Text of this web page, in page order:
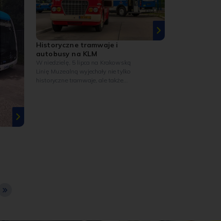
Historyczne tramwaje i
autobusy na KLM
W niedzielę, 5 lipca na Krakowską
Linię Muzealną wyjechały nie tylko
historyczne tramwaje, ale także